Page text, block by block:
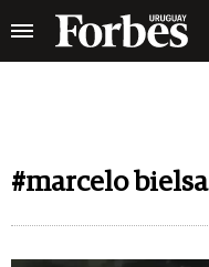
#marcelo bielsa